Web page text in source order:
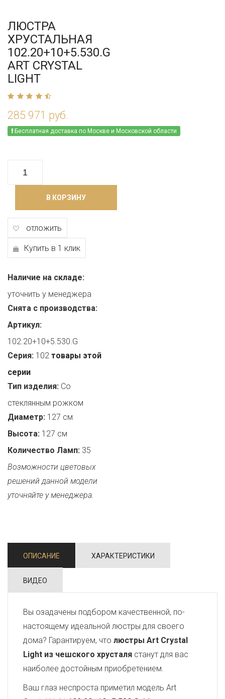
ЛЮСТРА
ХРУСТАЛЬНАЯ
102.20+10+5.530.G
ART CRYSTAL
LIGHT
285 971 руб.
Бесплатная доставка по Москве и Московской области
В КОРЗИНУ
отложить
Купить в 1 клик
Наличие на складе:
уточнить у менеджера
Снята с производства:
Артикул:
102.20+10+5.530.G
Серия: 102 товары этой
серии
Тип изделия: Со
стеклянным рожком
Диаметр: 127 см
Высота: 127 см
Количество Ламп: 35
Возможности цветовых
решений данной модели
уточняйте у менеджера.
ОПИСАНИЕ ХАРАКТЕРИСТИКИ
ВИДЕО
Вы озадачены подбором качественной, по-
настоящему идеальной люстры для своего
дома? Гарантируем, что люстры Art Crystal
Light из чешского хрусталя станут для вас
наиболее достойным приобретением.
Ваш глаз неспроста приметил модель Art